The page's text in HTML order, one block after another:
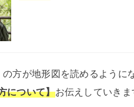
方が地形図を読めるように
について】お伝えしていきま